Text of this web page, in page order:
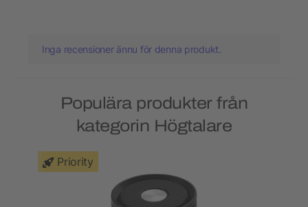
Inga recensioner ännu för denna produkt.
Populära produkter från
kategorin Högtalare
Priority